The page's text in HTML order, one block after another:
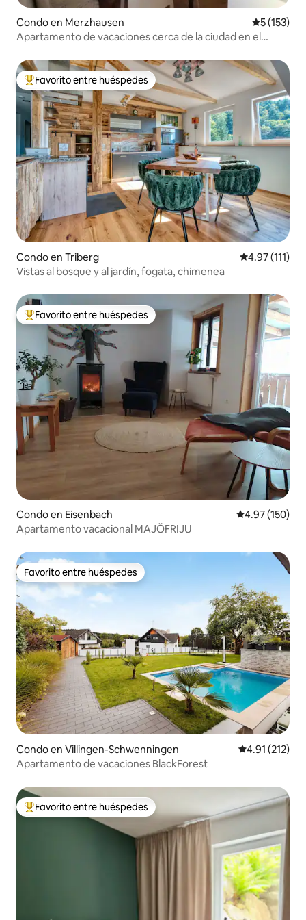
Condo en Merzhausen
5 (153)
Apartamento de vacaciones cerca de la ciudad en el
Favorito entre huéspedes preferido
Favorito entre huéspedes
Condo en Triberg Calificación
4.97 (111)
Vistas al bosque y al jardín, fogata, chimenea
Favorito entre huéspedes preferido
Favorito entre huéspedes
Condo en Eisenbach Calificación
4.97 (150)
Apartamento vacacional MAJÖFRIJU
Favorito entre huéspedes
Favorito entre huéspedes
Condo en Villingen-Schwenningen Calificación
4.91 (212)
Apartamento de vacaciones BlackForest
Favorito entre huéspedes preferido
Favorito entre huéspedes